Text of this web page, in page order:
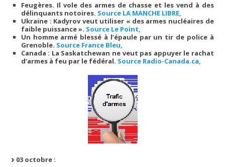
Feugères. Il vole des armes de chasse et les vend à des
délinquants notoires. Source LA MANCHE LIBRE,
Ukraine : Kadyrov veut utiliser « des armes nucléaires de
faible puissance ». Source Le Point,
Un homme armé blessé à l’épaule par un tir de police à
Grenoble. Source France Bleu,
Canada : La Saskatchewan ne veut pas appuyer le rachat
d’armes à feu par le fédéral. Source Radio-Canada.ca,
03 octobre :